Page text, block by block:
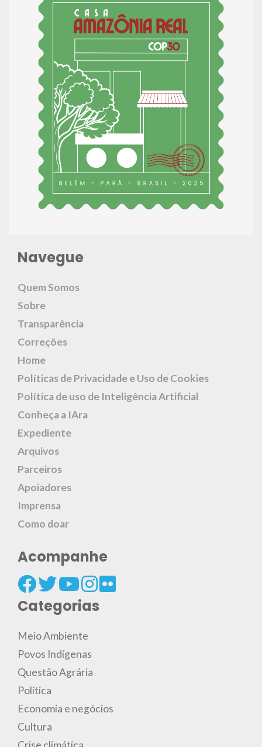
Navegue
Quem Somos
Sobre
Transparência
Correções
Home
Políticas de Privacidade e Uso de Cookies
Política de uso de Inteligência Artificial
Conheça a IAra
Expediente
Arquivos
Parceiros
Apoiadores
Imprensa
Como doar
Acompanhe
Categorias
Meio Ambiente
Povos Indígenas
Questão Agrária
Política
Economia e negócios
Cultura